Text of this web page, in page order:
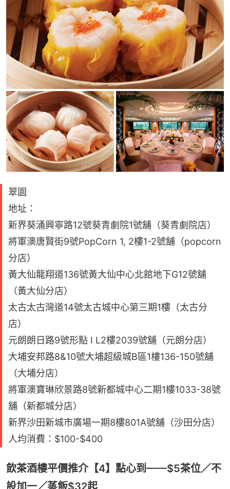
翠園
地址：
新界葵涌興寧路12號葵青劇院1號舖（葵青劇院店）
將軍澳唐賢街9號PopCorn 1, 2樓1-2號舖（popcorn
分店）
黃大仙龍翔道136號黃大仙中心北館地下G12號舖
（黃大仙分店）
太古太古灣道14號太古城中心第三期1樓（太古分
店）
元朗朗日路9號形點 I L2樓2039號舖（元朗分店）
大埔安邦路8&10號大埔超級城B區1樓136-150號舖
（大埔分店）
將軍澳寶琳欣景路8號新都城中心二期1樓1033-38號
舖（新都城分店）
新界沙田新城市廣場一期8樓801A號舖（沙田分店）
人均消費：$100-$400
飲茶酒樓平價推介【4】點心到——$5茶位／不
設加一／蒸飯$32起